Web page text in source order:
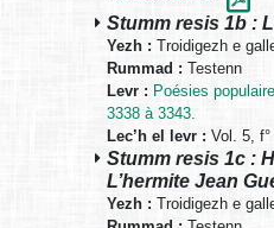
Stumm resis 1b :
Yezh : Troidigezh e
Rummad : Testenn
Levr : Poésies
3338 à 3343.
Lec’h el levr : Vol. 5,
Stumm resis 1c :
L’hermite Jean
Yezh : Troidigezh e